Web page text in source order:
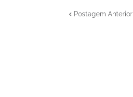
Postagem Anterior